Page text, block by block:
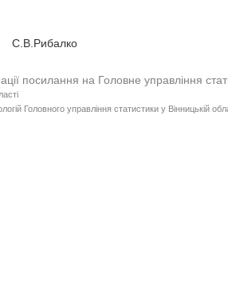
посилання на Головне управління
Головного управління статистики у Вінницькій